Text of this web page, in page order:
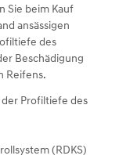
Sie beim Kauf
ansässigen
des
Beschädigung
Reifens.
der Profiltiefe des
(RDKS)